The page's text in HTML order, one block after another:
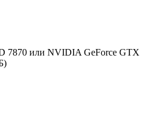
7870 или NVIDIA GeForce GTX